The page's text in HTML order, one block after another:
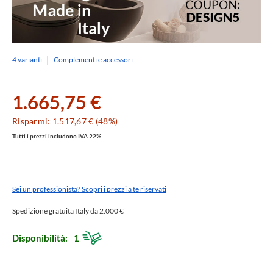
4 varianti Complementi e accessori
1.665,75 €
Risparmi: 1.517,67 € (48%)
Tutti i prezzi includono IVA 22%.
Sei un professionista? Scopri i prezzi a te riservati
Spedizione gratuita Italy da 2.000 €
Disponibilità: 1